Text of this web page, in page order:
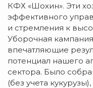
КФХ «Шохин». Эти
эффективного
и стремления к
Уборочная
впечатляющие
потенциал нашего
сектора. Было
(без учета